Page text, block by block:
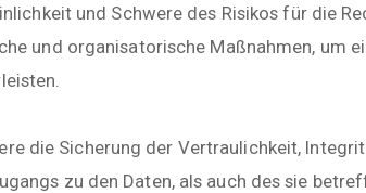
und Schwere des Risikos für die
und organisatorische Maßnahmen, um
die Sicherung der Vertraulichkeit,
zu den Daten, als auch des sie